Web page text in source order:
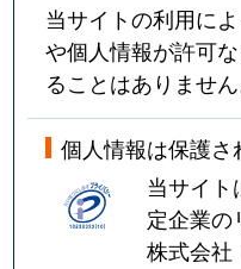
当サイトの利用に
や個人情報が許可
ることはありません
個人情報は保護さ
当サイト
定企業の
株式会社